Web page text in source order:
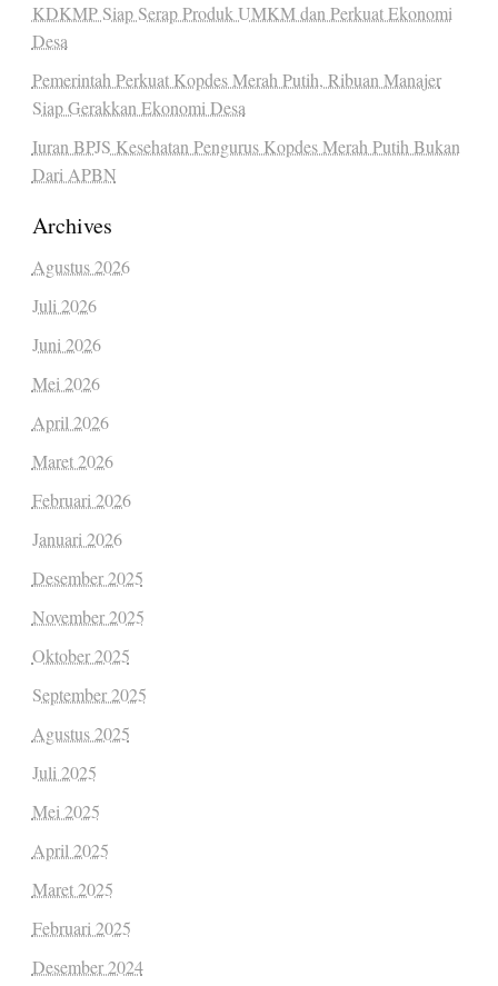
KDKMP Siap Serap Produk UMKM dan Perkuat Ekonomi
Desa
Pemerintah Perkuat Kopdes Merah Putih, Ribuan Manajer
Siap Gerakkan Ekonomi Desa
Iuran BPJS Kesehatan Pengurus Kopdes Merah Putih Bukan
Dari APBN
Archives
Agustus 2026
Juli 2026
Juni 2026
Mei 2026
April 2026
Maret 2026
Februari 2026
Januari 2026
Desember 2025
November 2025
Oktober 2025
September 2025
Agustus 2025
Juli 2025
Mei 2025
April 2025
Maret 2025
Februari 2025
Desember 2024